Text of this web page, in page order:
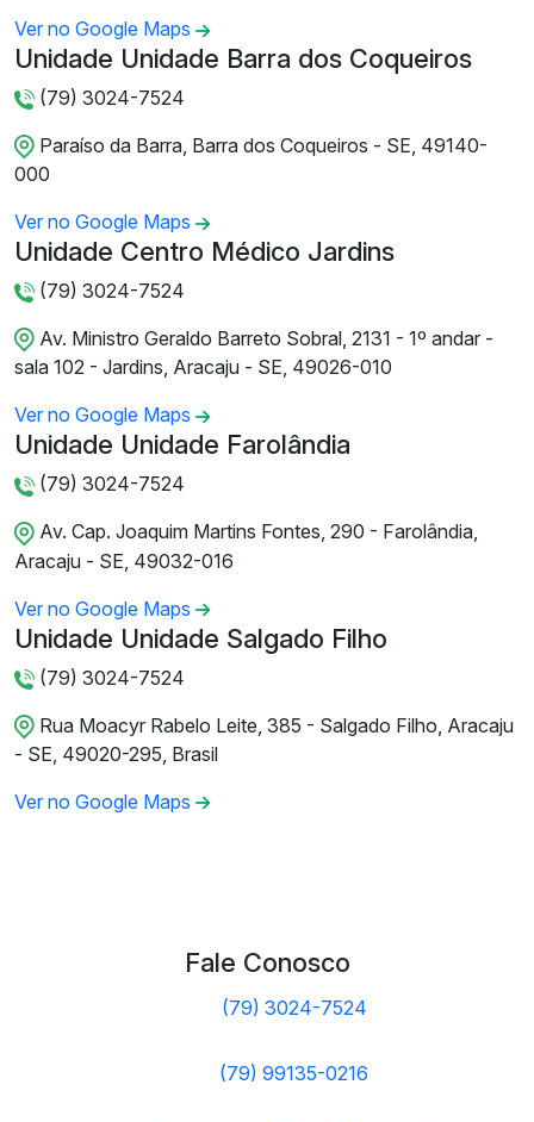
Ver no Google Maps
Unidade Unidade Barra dos Coqueiros
(79) 3024-7524
Paraíso da Barra, Barra dos Coqueiros - SE, 49140-
000
Ver no Google Maps
Unidade Centro Médico Jardins
(79) 3024-7524
Av. Ministro Geraldo Barreto Sobral, 2131 - 1º andar -
sala 102 - Jardins, Aracaju - SE, 49026-010
Ver no Google Maps
Unidade Unidade Farolândia
(79) 3024-7524
Av. Cap. Joaquim Martins Fontes, 290 - Farolândia,
Aracaju - SE, 49032-016
Ver no Google Maps
Unidade Unidade Salgado Filho
(79) 3024-7524
Rua Moacyr Rabelo Leite, 385 - Salgado Filho, Aracaju
- SE, 49020-295, Brasil
Ver no Google Maps
Fale Conosco
(79) 3024-7524
(79) 99135-0216